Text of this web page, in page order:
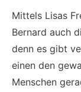
Mittels Lisas
Bernard auch
denn es gibt
einen den
Menschen